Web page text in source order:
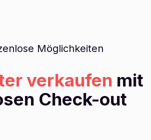
Möglichkeiten
verkaufen mit
Check-out